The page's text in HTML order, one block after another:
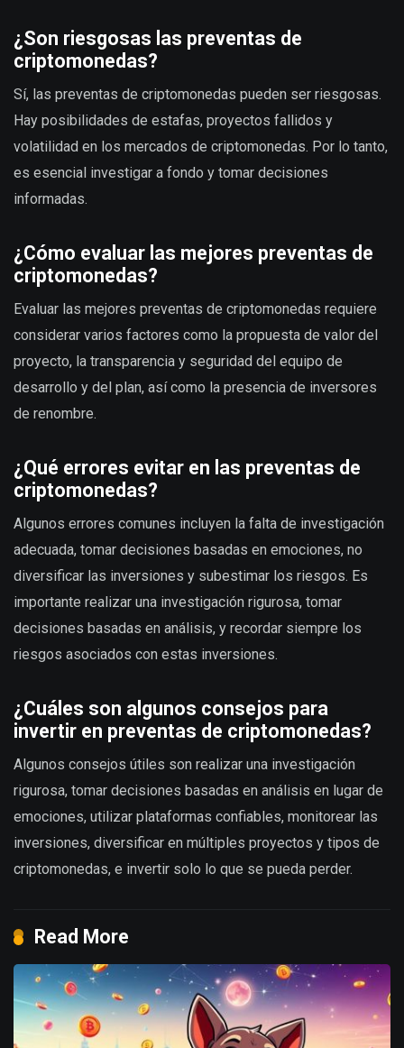
¿Son riesgosas las preventas de
criptomonedas?
Sí, las preventas de criptomonedas pueden ser riesgosas.
Hay posibilidades de estafas, proyectos fallidos y
volatilidad en los mercados de criptomonedas. Por lo tanto,
es esencial investigar a fondo y tomar decisiones
informadas.
¿Cómo evaluar las mejores preventas de
criptomonedas?
Evaluar las mejores preventas de criptomonedas requiere
considerar varios factores como la propuesta de valor del
proyecto, la transparencia y seguridad del equipo de
desarrollo y del plan, así como la presencia de inversores
de renombre.
¿Qué errores evitar en las preventas de
criptomonedas?
Algunos errores comunes incluyen la falta de investigación
adecuada, tomar decisiones basadas en emociones, no
diversificar las inversiones y subestimar los riesgos. Es
importante realizar una investigación rigurosa, tomar
decisiones basadas en análisis, y recordar siempre los
riesgos asociados con estas inversiones.
¿Cuáles son algunos consejos para
invertir en preventas de criptomonedas?
Algunos consejos útiles son realizar una investigación
rigurosa, tomar decisiones basadas en análisis en lugar de
emociones, utilizar plataformas confiables, monitorear las
inversiones, diversificar en múltiples proyectos y tipos de
criptomonedas, e invertir solo lo que se pueda perder.
Read More